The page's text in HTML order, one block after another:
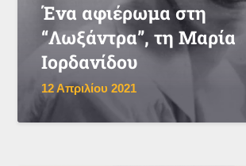
Ένα αφιέρωμα στη
“Λωξάντρα”, τη Μαρία
Ιορδανίδου
12 Απριλίου 2021